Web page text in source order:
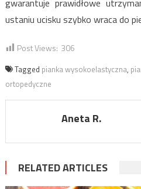
ustaniu ucisku szybko wraca do
Post Views: 306
Tagged pianka wysokoelastyczna,
ortopedyczne
Aneta R.
RELATED ARTICLES